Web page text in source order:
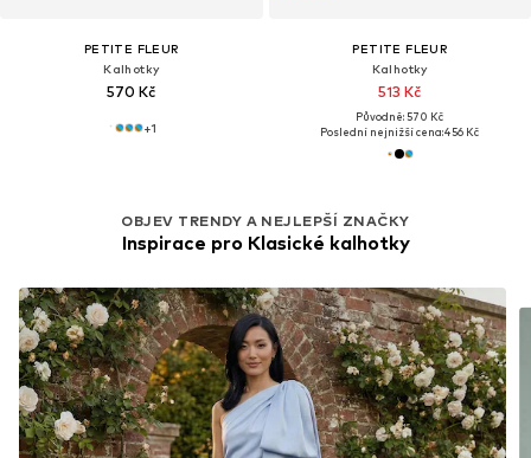
PETITE FLEUR
Kalhotky
570 Kč
+1
OBJEV TRENDY A NEJLEPŠÍ ZNAČKY
Inspirace pro Klasické kalhotky
PETITE FLEUR
Kalhotky
513 Kč
Původně: 570 Kč
Poslední nejnižší cena:456 Kč